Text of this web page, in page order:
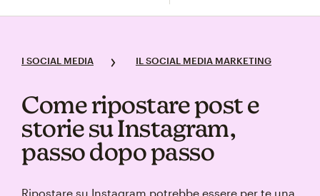
I SOCIAL MEDIA IL SOCIAL MEDIA MARKETING
Come ripostare post e
storie su Instagram,
passo dopo passo
Ripostare su Instagram potrebbe essere per te una